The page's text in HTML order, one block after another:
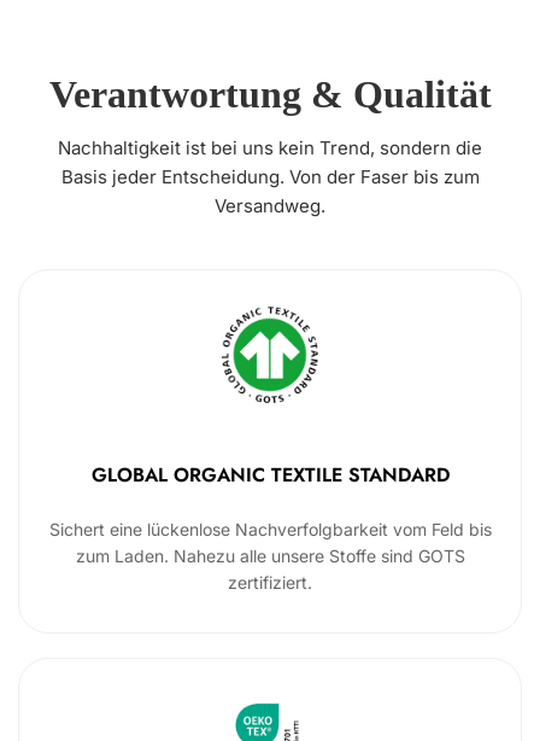
Verantwortung & Qualität
Nachhaltigkeit ist bei uns kein Trend, sondern die
Basis jeder Entscheidung. Von der Faser bis zum
Versandweg.
GLOBAL ORGANIC TEXTILE STANDARD
Sichert eine lückenlose Nachverfolgbarkeit vom Feld bis
zum Laden. Nahezu alle unsere Stoffe sind GOTS
zertifiziert.